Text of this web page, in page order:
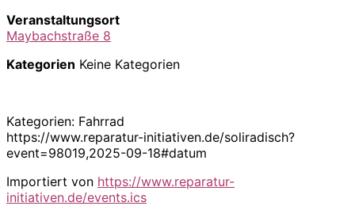
Veranstaltungsort
Maybachstraße 8
Kategorien Keine Kategorien
Kategorien: Fahrrad
https://www.reparatur-initiativen.de/soliradisch?
event=98019,2025-09-18#datum
Importiert von https://www.reparatur-
initiativen.de/events.ics